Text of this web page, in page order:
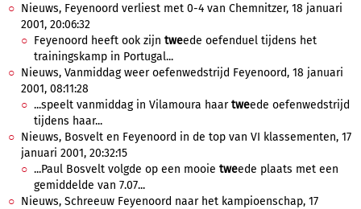
Nieuws, Feyenoord verliest met 0-4 van Chemnitzer, 18 januari
2001, 20:06:32
Feyenoord heeft ook zijn tweede oefenduel tijdens het
trainingskamp in Portugal...
Nieuws, Vanmiddag weer oefenwedstrijd Feyenoord, 18 januari
2001, 08:11:28
...speelt vanmiddag in Vilamoura haartweede oefenwedstrijd
tijdens haar...
Nieuws, Bosvelt en Feyenoord in de top van VI klassementen, 17
januari 2001, 20:32:15
...Paul Bosvelt volgde op een mooie tweede plaats met een
gemiddelde van 7.07...
Nieuws, Schreeuw Feyenoord naar het kampioenschap, 17